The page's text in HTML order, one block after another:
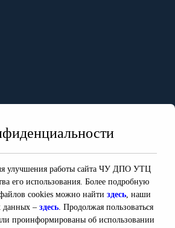
улучшения работы сайта ЧУ ДПО УТЦ
его использования. Более подробную
cookies можно найти здесь, наши
данных – здесь. Продолжая пользоваться
проинформированы об использовании